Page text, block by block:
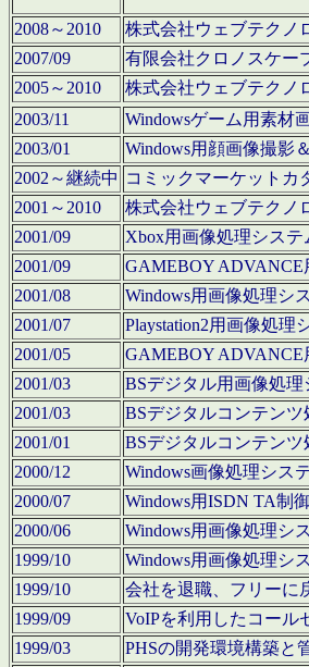
2008～2010
株式会社ウェブテクノ
2007/09
有限会社クロノスケー
2005～2010
株式会社ウェブテクノ
2003/11
Windowsゲーム用素材
2003/01
Windows用顔画像撮影
2002～継続中 コミックマーケットカ
2001～2010
株式会社ウェブテクノ
2001/09
Xbox用画像処理シス
2001/09
GAMEBOY
2001/08
Windows用画像処理シ
2001/07
Playstation2用画像処理
2001/05
GAMEBOY ADVANCE
2001/03
BSデジタル用画像処
2001/03
BSデジタルコンテンツ
2001/01
BSデジタルコンテンツ
2000/12
Windows画像処理シス
2000/07
Windows用ISDN TA制
2000/06
Windows用画像処理シ
1999/10
Windows用画像処理シ
1999/10
会社を退職、フリーに
1999/09
VoIPを利用したコール
1999/03
PHSの開発環境構築と